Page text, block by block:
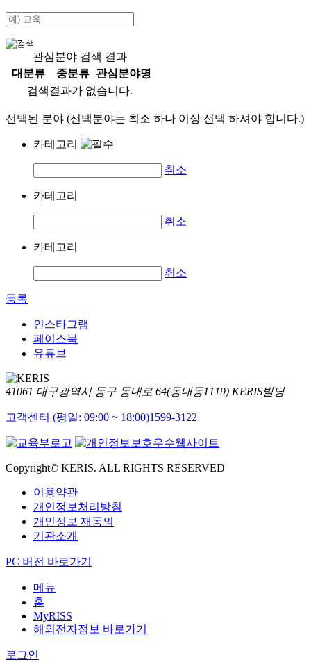
관심분야 검색 결과
대분류
중분류
관심분야명
검색결과가 없습니다.
선택된 분야 (선택분야는 최소 하나 이상 선택 하셔야 합니다.)
카테고리
취소
카테고리
취소
카테고리
취소
등록
인스타그램
페이스북
유튜브
41061 대구광역시 동구 동내로 64(동내동1119) KERIS빌딩
고객센터 (평일: 09:00 ~ 18:00)1599-3122
Copyright© KERIS. ALL RIGHTS RESERVED
이용약관
개인정보처리방침
개인정보 재동의
기관소개
PC 버전 바로가기
메뉴
홈
MyRISS
해외전자정보 바로가기
로그인